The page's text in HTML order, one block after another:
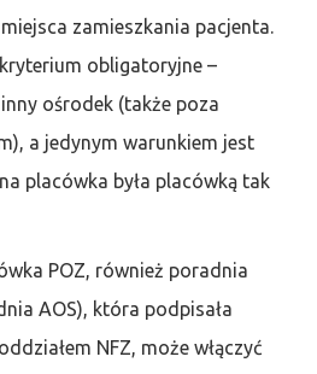
zamieszkania pacjenta.
obligatoryjne –
ośrodek (także poza
a jedynym warunkiem jest
placówka była placówką tak
POZ, również poradnia
AOS), która podpisała
NFZ, może włączyć